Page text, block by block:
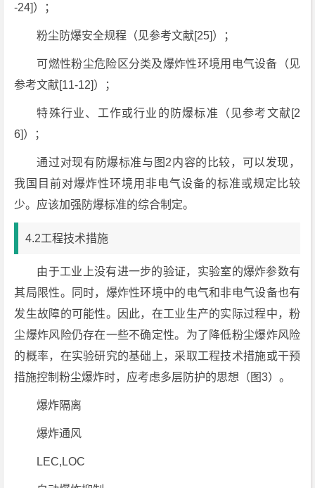
-24]）；
粉尘防爆安全规程（见参考文献[25]）；
可燃性粉尘危险区分类及爆炸性环境用电气设备（见
参考文献[11-12]）；
特殊行业、工作或行业的防爆标准（见参考文献[2
6]）；
通过对现有防爆标准与图2内容的比较，可以发现，
我国目前对爆炸性环境用非电气设备的标准或规定比较
少。应该加强防爆标准的综合制定。
4.2工程技术措施
由于工业上没有进一步的验证，实验室的爆炸参数有
其局限性。同时，爆炸性环境中的电气和非电气设备也有
发生故障的可能性。因此，在工业生产的实际过程中，粉
尘爆炸风险仍存在一些不确定性。为了降低粉尘爆炸风险
的概率，在实验研究的基础上，采取工程技术措施或干预
措施控制粉尘爆炸时，应考虑多层防护的思想（图3）。
爆炸隔离
爆炸通风
LEC,LOC